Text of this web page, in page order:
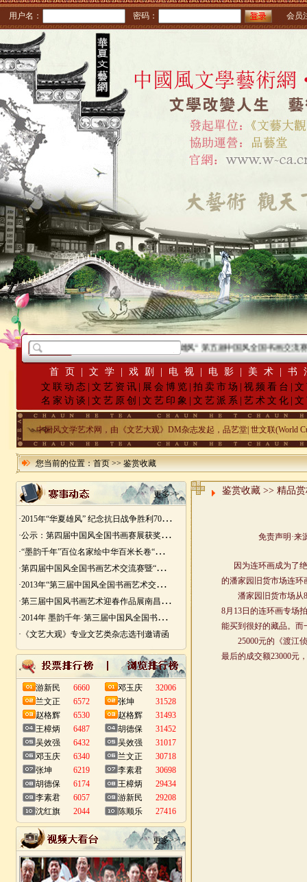
用户名： 密码： 会员
2015年“华夏雄风” 第五届中国风全国书画交流赛
首页 |文学 |戏剧 电视 电影 美术 |书
文联动态 |文艺资讯 展会博览 |拍卖市场 |视频看台 |
名家访谈
|文艺原创 |文艺印象 |文艺派系 |艺术文化 |
中国风文学艺术网，由《文艺大观》DM杂志发起，品艺堂| 世文联(World
您当前的位置：首页>>鉴赏收藏
更多>>
·
2015年“华夏雄风” 纪念抗日战争胜利70周年书画展征稿
·
公示：第四届中国风全国书画赛展获奖入展名单
·
“墨韵千年”百位名家绘中华百米长卷“华夏五千年锦绣山河图”创作
·
第四届中国风全国书画艺术交流赛暨“华夏五千年锦绣山河图”百位名家绘中华百米长卷创作邀请展
·
2013年“第三届中国风全国书画艺术交流赛” 获奖名单
·
第三届中国风书画艺术迎春作品展南昌展胜利开幕
·
2014年 墨韵千年·第三届中国风全国书画艺术迎春作品展 南昌展
·《文艺大观》专业文艺类杂志选刊邀请函
游新民
6660
兰文正
6572
赵格辉
6530
王樟炳
6487
吴效强
6432
邓玉庆
6340
张坤
6219
胡德保
6174
李素君
6057
沈红旗
2044
邓玉庆
32006
张坤
31528
赵格辉
31493
胡德保
31452
吴效强
31017
兰文正
30718
李素君
30698
王樟炳
29434
游新民
29208
陈顺乐
27416
更多>>
鉴赏收藏 >> 精品